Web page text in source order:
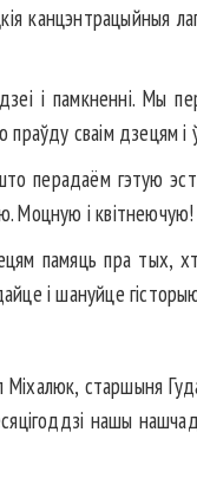
канцэнтрацыйныя
і памкненні. Мы
праўду сваім дзецям і
перадаём гэтую
Моцную і квітнеючую!
памяць пра тых,
і шануйце
старшыня
нашы